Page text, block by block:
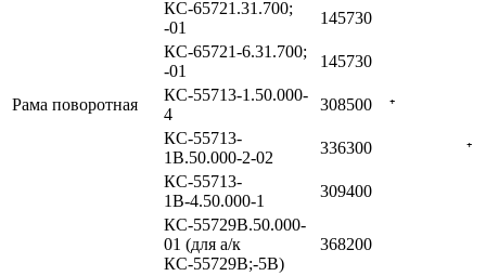
КС-65721.31.700;
-01
145730
КС-65721-6.31.700;
-01
145730
Рама поворотная
КС-55713-1.50.000-
4
308500
⁺
КС-55713-
1В.50.000-2-02
336300
⁺
КС-55713-
1В-4.50.000-1
309400
КС-55729В.50.000-
01 (для а/к
КС-55729В;-5В)
368200